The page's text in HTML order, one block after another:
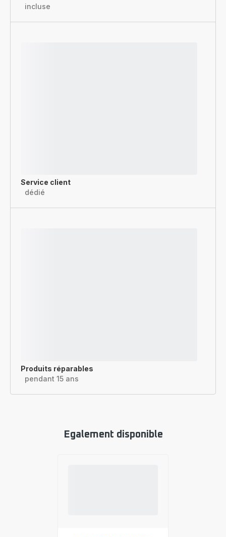
incluse
Service client
dédié
Produits réparables
pendant 15 ans
Egalement disponible